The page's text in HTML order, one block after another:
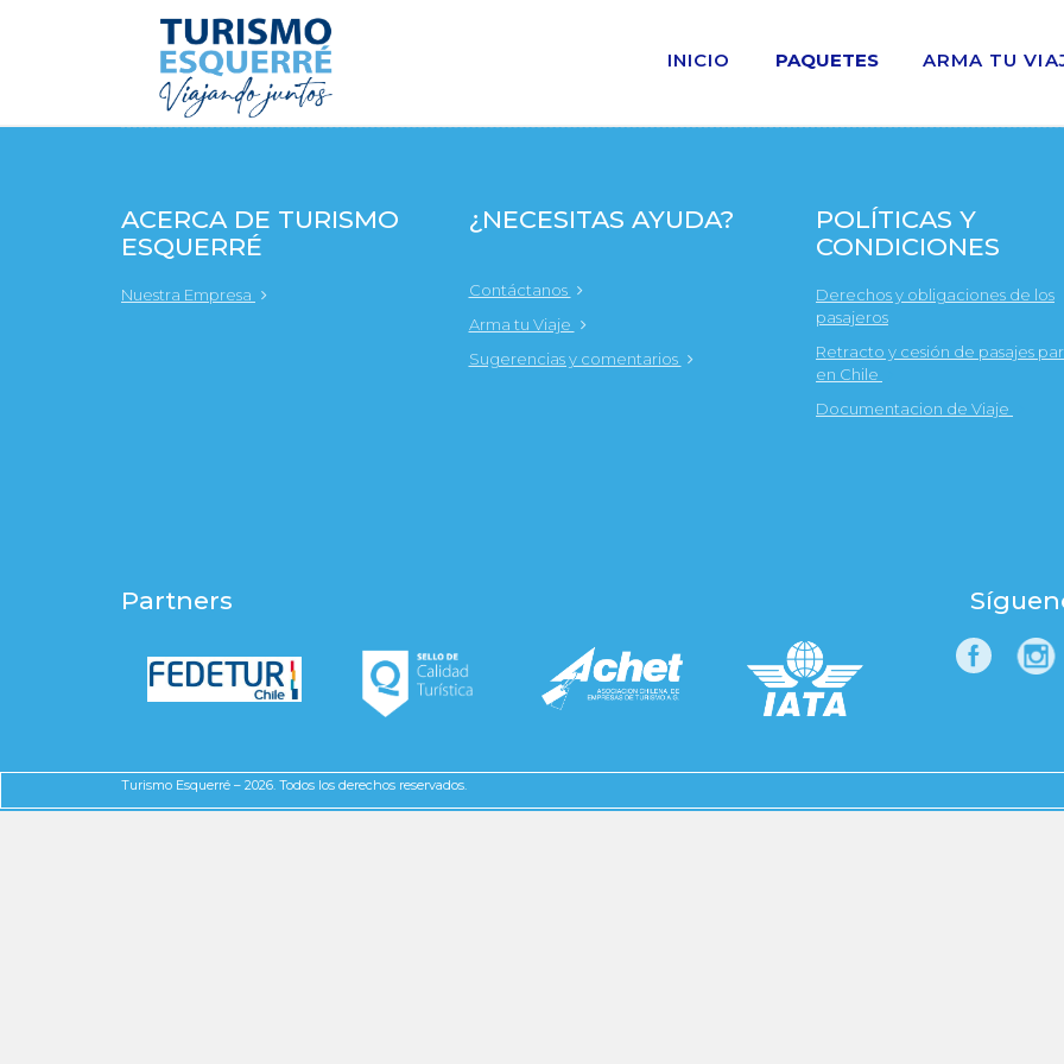
INICIO PAQUETES ARMA TU
ACERCA DE TURISMO
ESQUERRÉ
Nuestra Empresa
¿NECESITAS AYUDA?
Contáctanos
Arma tu Viaje
Sugerencias y comentarios
POLÍTICAS Y
CONDICIONES
Derechos y obligaciones de los
pasajeros
Retracto y cesión de pasajes
en Chile
Documentacion de Viaje
Partners
Turismo Esquerré – 2026. Todos los derechos reservados.